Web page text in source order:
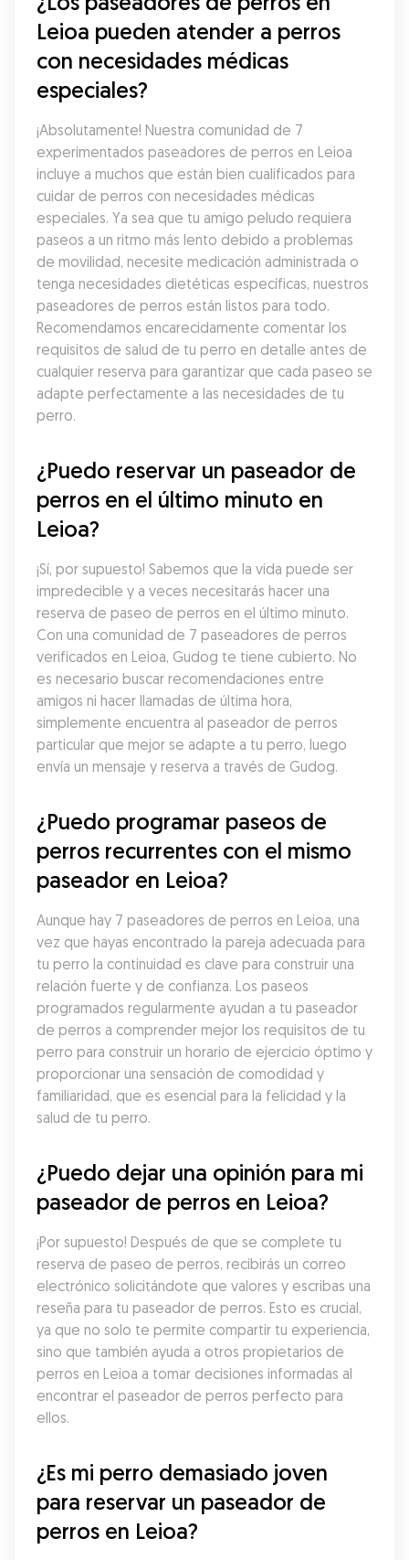
Leioa pueden atender a perros
con necesidades médicas
especiales?
¡Absolutamente! Nuestra comunidad de 7
experimentados paseadores de perros en Leioa
incluye a muchos que están bien cualificados para
cuidar de perros con necesidades médicas
especiales. Ya sea que tu amigo peludo requiera
paseos a un ritmo más lento debido a problemas
de movilidad, necesite medicación administrada o
tenga necesidades dietéticas específicas, nuestros
paseadores de perros están listos para todo.
Recomendamos encarecidamente comentar los
requisitos de salud de tu perro en detalle antes de
cualquier reserva para garantizar que cada paseo se
adapte perfectamente a las necesidades de tu
perro.
¿Puedo reservar un paseador de
perros en el último minuto en
Leioa?
¡Sí, por supuesto! Sabemos que la vida puede ser
impredecible y a veces necesitarás hacer una
reserva de paseo de perros en el último minuto.
Con una comunidad de 7 paseadores de perros
verificados en Leioa, Gudog te tiene cubierto. No
es necesario buscar recomendaciones entre
amigos ni hacer llamadas de última hora,
simplemente encuentra al paseador de perros
particular que mejor se adapte a tu perro, luego
envía un mensaje y reserva a través de Gudog.
¿Puedo programar paseos de
perros recurrentes con el mismo
paseador en Leioa?
Aunque hay 7 paseadores de perros en Leioa, una
vez que hayas encontrado la pareja adecuada para
tu perro la continuidad es clave para construir una
relación fuerte y de confianza. Los paseos
programados regularmente ayudan a tu paseador
de perros a comprender mejor los requisitos de tu
perro para construir un horario de ejercicio óptimo y
proporcionar una sensación de comodidad y
familiaridad, que es esencial para la felicidad y la
salud de tu perro.
¿Puedo dejar una opinión para mi
paseador de perros en Leioa?
¡Por supuesto! Después de que se complete tu
reserva de paseo de perros, recibirás un correo
electrónico solicitándote que valores y escribas una
reseña para tu paseador de perros. Esto es crucial,
ya que no solo te permite compartir tu experiencia,
sino que también ayuda a otros propietarios de
perros en Leioa a tomar decisiones informadas al
encontrar el paseador de perros perfecto para
ellos.
¿Es mi perro demasiado joven
para reservar un paseador de
perros en Leioa?